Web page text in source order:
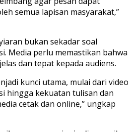
semua lapisan masyarakat,”
bukan sekadar soal
Media perlu memastikan bahwa
dan tepat kepada audiens.
kunci utama, mulai dari video
hingga kekuatan tulisan dan
cetak dan online,” ungkap